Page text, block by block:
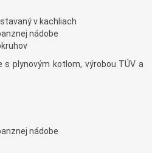
v kachliach
nádobe
plynovým kotlom, výrobou TÚV a
nádobe